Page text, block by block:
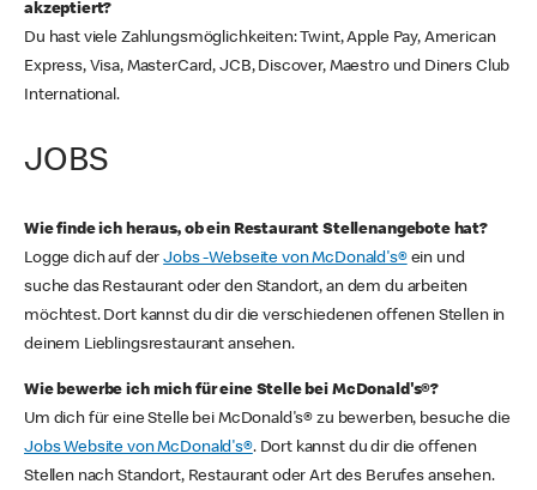
akzeptiert?
Du hast viele Zahlungsmöglichkeiten: Twint, Apple Pay, American
Express, Visa, MasterCard, JCB, Discover, Maestro und Diners Club
International.
JOBS
Wie finde ich heraus, ob ein Restaurant Stellenangebote hat?
Logge dich auf derJobs -Webseite von McDonald's®ein und
suche das Restaurant oder den Standort, an dem du arbeiten
möchtest. Dort kannst du dir die verschiedenen offenen Stellen in
deinem Lieblingsrestaurant ansehen.
Wie bewerbe ich mich für eine Stelle bei McDonald's®?
Um dich für eine Stelle bei McDonald's® zu bewerben, besuche die
Jobs Website von McDonald's®. Dort kannst du dir die offenen
Stellen nach Standort, Restaurant oder Art des Berufes ansehen.